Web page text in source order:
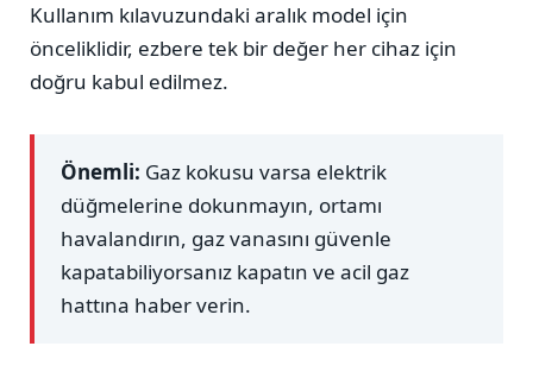
Kullanım kılavuzundaki aralık model için
önceliklidir, ezbere tek bir değer her cihaz için
doğru kabul edilmez.
Önemli: Gaz kokusu varsa elektrik
düğmelerine dokunmayın, ortamı
havalandırın, gaz vanasını güvenle
kapatabiliyorsanız kapatın ve acil gaz
hattına haber verin.